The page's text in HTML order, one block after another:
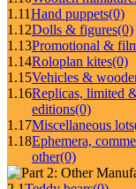
1.11Hand puppets(0)
1.12Dolls & figures(0)
1.13Promotional &
1.14Roloplan kites(0)
1.15Vehicles &
1.16Replicas, limited
editions(0)
1.17Miscellaneous lots
1.18Ephemera,
other(0)